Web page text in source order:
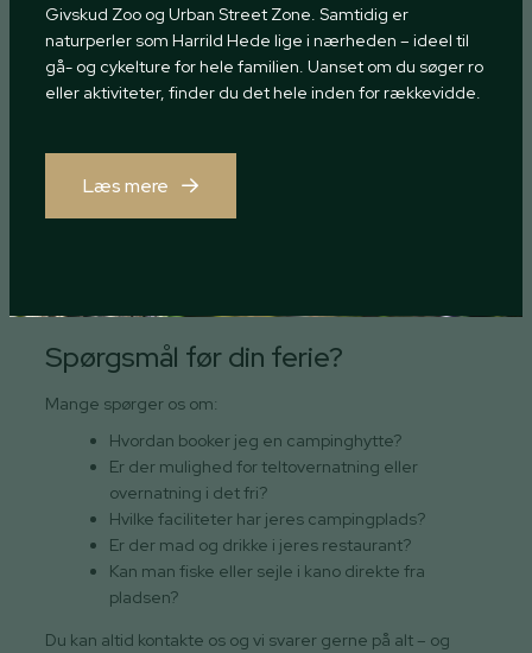
Givskud Zoo og Urban Street Zone. Samtidig er
naturperler som Harrild Hede lige i nærheden – ideel til
gå- og cykelture for hele familien. Uanset om du søger ro
eller aktiviteter, finder du det hele inden for rækkevidde.
Læs mere
Spørgsmål før din ferie?
Mange spørger os om:
Hvordan booker jeg en campinghytte?
Er der mulighed for teltovernatning eller
overnatning i det fri?
Hvilke faciliteter har jeres campingplads?
Er der mad og drikke i jeres restaurant?
Kan man fiske eller sejle i kano direkte fra
pladsen?
Du kan altid kontakte os og vi svarer gerne på alt – og